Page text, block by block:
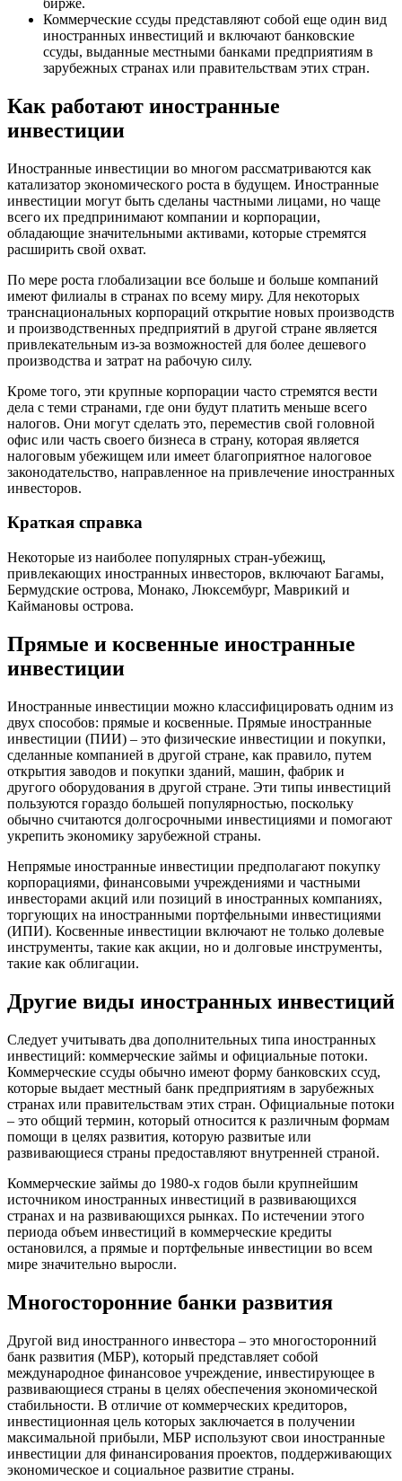
Коммерческие ссуды представляют собой еще один вид
иностранных инвестиций и включают банковские
ссуды, выданные местными банками предприятиям в
зарубежных странах или правительствам этих стран.
Как работают иностранные
инвестиции
Иностранные инвестиции во многом рассматриваются как
катализатор экономического роста в будущем. Иностранные
инвестиции могут быть сделаны частными лицами, но чаще
всего их предпринимают компании и корпорации,
обладающие значительными активами, которые стремятся
расширить свой охват.
По мере роста глобализации все больше и больше компаний
имеют филиалы в странах по всему миру. Для некоторых
транснациональных корпораций открытие новых производств
и производственных предприятий в другой стране является
привлекательным из-за возможностей для более дешевого
производства и затрат на рабочую силу.
Кроме того, эти крупные корпорации часто стремятся вести
дела с теми странами, где они будут платить меньше всего
налогов. Они могут сделать это, переместив свой головной
офис или часть своего бизнеса в страну, которая является
налоговым убежищем или имеет благоприятное налоговое
законодательство, направленное на привлечение иностранных
инвесторов.
Краткая справка
Некоторые из наиболее популярных стран-убежищ,
привлекающих иностранных инвесторов, включают Багамы,
Бермудские острова, Монако, Люксембург, Маврикий и
Каймановы острова.
Прямые и косвенные иностранные
инвестиции
Иностранные инвестиции можно классифицировать одним из
двух способов: прямые и косвенные. Прямые иностранные
инвестиции (ПИИ) – это физические инвестиции и покупки,
сделанные компанией в другой стране, как правило, путем
открытия заводов и покупки зданий, машин, фабрик и
другого оборудования в другой стране. Эти типы инвестиций
пользуются гораздо большей популярностью, поскольку
обычно считаются долгосрочными инвестициями и помогают
укрепить экономику зарубежной страны.
Непрямые иностранные инвестиции предполагают покупку
корпорациями, финансовыми учреждениями и частными
инвесторами акций или позиций в иностранных компаниях,
торгующих на иностранными портфельными инвестициями
(ИПИ). Косвенные инвестиции включают не только долевые
инструменты, такие как акции, но и долговые инструменты,
такие как облигации.
Другие виды иностранных инвестиций
Следует учитывать два дополнительных типа иностранных
инвестиций: коммерческие займы и официальные потоки.
Коммерческие ссуды обычно имеют форму банковских ссуд,
которые выдает местный банк предприятиям в зарубежных
странах или правительствам этих стран. Официальные потоки
– это общий термин, который относится к различным формам
помощи в целях развития, которую развитые или
развивающиеся страны предоставляют внутренней страной.
Коммерческие займы до 1980-х годов были крупнейшим
источником иностранных инвестиций в развивающихся
странах и на развивающихся рынках. По истечении этого
периода объем инвестиций в коммерческие кредиты
остановился, а прямые и портфельные инвестиции во всем
мире значительно выросли.
Многосторонние банки развития
Другой вид иностранного инвестора – это многосторонний
банк развития (МБР), который представляет собой
международное финансовое учреждение, инвестирующее в
развивающиеся страны в целях обеспечения экономической
стабильности. В отличие от коммерческих кредиторов,
инвестиционная цель которых заключается в получении
максимальной прибыли, МБР используют свои иностранные
инвестиции для финансирования проектов, поддерживающих
экономическое и социальное развитие страны.